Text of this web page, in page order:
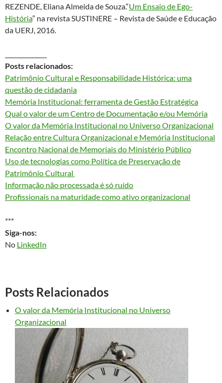
REZENDE, Eliana Almeida de Souza.“Um Ensaio de Ego-
História” na revista SUSTINERE – Revista de Saúde e Educação
da UERJ, 2016.
Posts relacionados:
Patrimônio Cultural e Responsabilidade Histórica: uma
questão de cidadania
Memória Institucional: ferramenta de Gestão Estratégica
Qual o valor de um Centro de Documentação e/ou Memória
O valor da Memória Institucional no Universo Organizacional
Relação entre Cultura Organizacional e Memória Institucional
Encontro Nacional de Memoriais do Ministério Público
Uso de tecnologias como Política de Preservação de
Patrimônio Cultural
Informação não processada é só ruído
Profissionais na maturidade como ativo organizacional
***
Siga-nos:
No LinkedIn
Posts Relacionados
O valor da Memória Institucional no Universo
Organizacional